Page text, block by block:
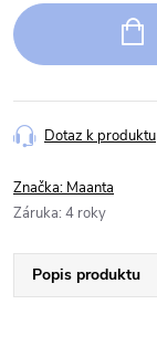
cena:
Dotaz k produktu
Značka: Maanta
Záruka: 4 roky
Popis produktu